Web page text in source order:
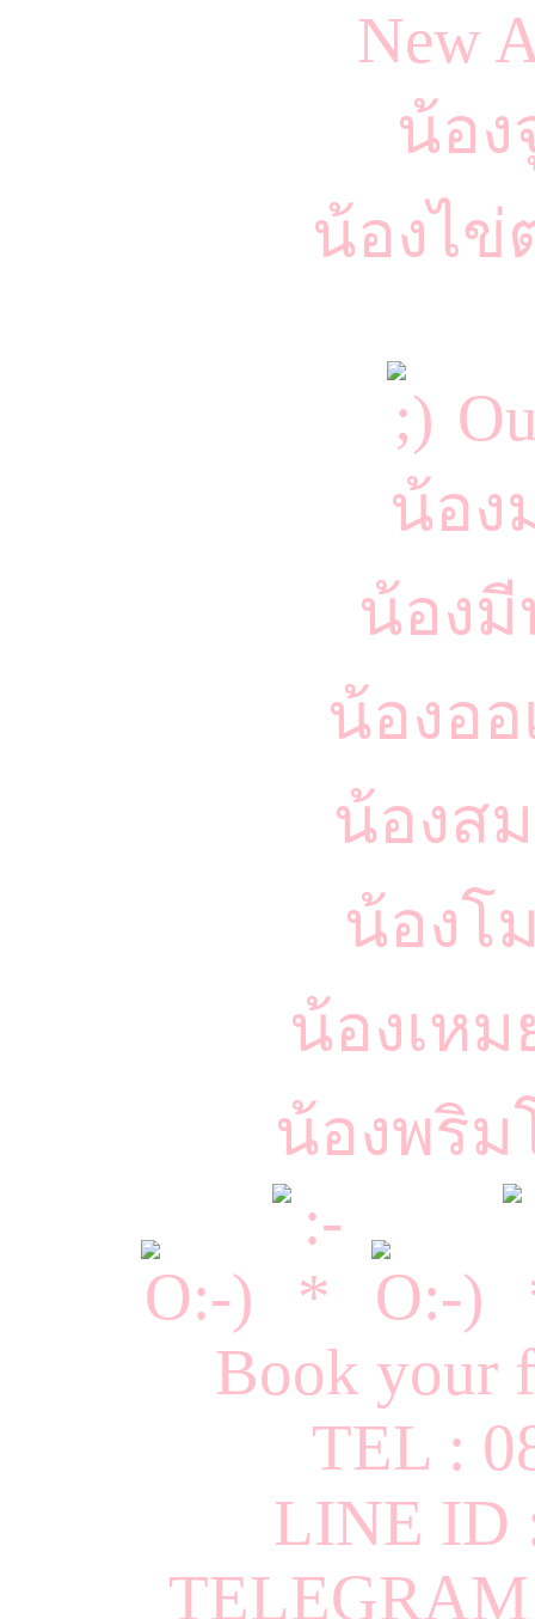
New
น้อง
น้องไข่
น้อง
น้องมี
น้องออ
น้องส
น้องโ
น้องเห
น้องพริม
Book your
TEL :
LINE ID